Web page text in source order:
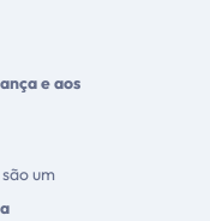
e aos
um